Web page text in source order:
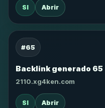
SI Abrir
#65
Backlink generado 65
2110.xg4ken.com
SI Abrir